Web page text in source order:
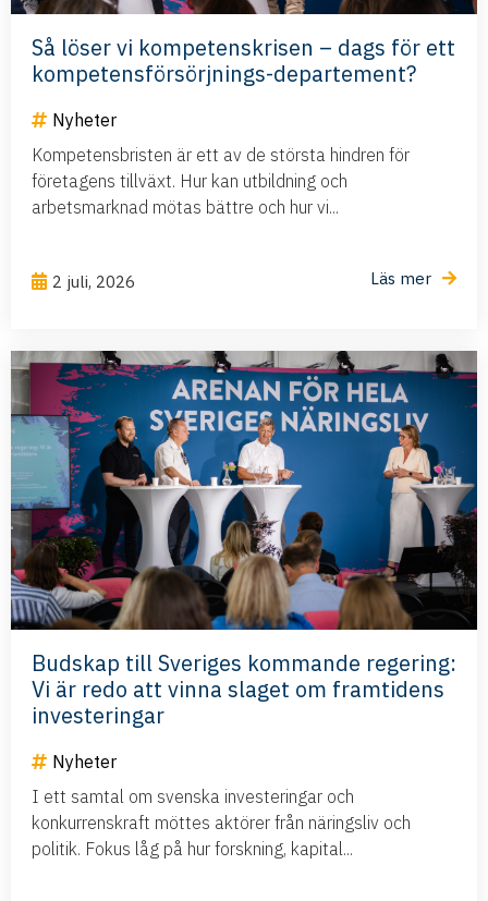
Så löser vi kompetenskrisen – dags för ett
kompetensförsörjnings-departement?
Nyheter
Kompetensbristen är ett av de största hindren för
företagens tillväxt. Hur kan utbildning och
arbetsmarknad mötas bättre och hur vi...
2 juli, 2026 Läs mer
Budskap till Sveriges kommande regering:
Vi är redo att vinna slaget om framtidens
investeringar
Nyheter
I ett samtal om svenska investeringar och
konkurrenskraft möttes aktörer från näringsliv och
politik. Fokus låg på hur forskning, kapital...